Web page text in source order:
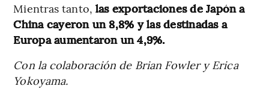
Mientras tanto, las exportaciones de Japón a
China cayeron un 8,8% y las destinadas a
Europa aumentaron un 4,9%.
Con la colaboración de Brian Fowler y Erica
Yokoyama.